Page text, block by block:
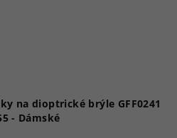
na dioptrické brýle GFF0241
002 55 - Dámské